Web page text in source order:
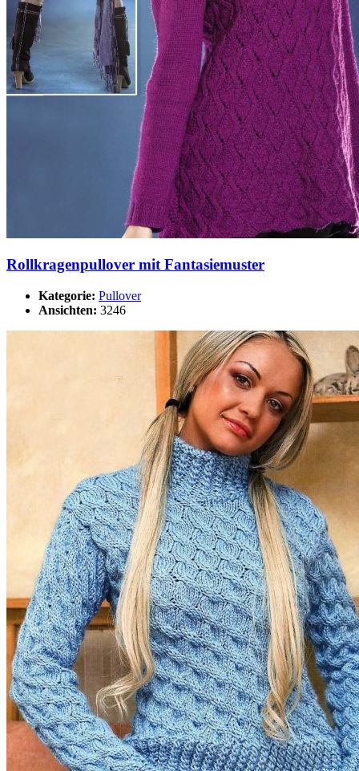
Rollkragenpullover mit Fantasiemuster
Kategorie: Pullover
Ansichten: 3246